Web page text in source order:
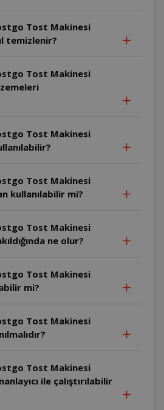
Tost Makinesi
temizlenir?
Tost Makinesi
Tost Makinesi
Tost Makinesi
kullanılabilir mi?
Tost Makinesi
ne olur?
Tost Makinesi
mi?
Tost Makinesi
Tost Makinesi
ile çalıştırılabilir